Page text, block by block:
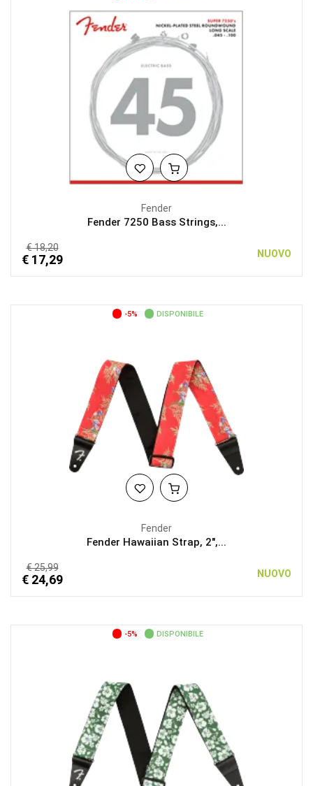
Fender
Fender 7250 Bass Strings,...
€ 18,20
€ 17,29 NUOVO
-5% DISPONIBILE
Fender
Fender Hawaiian Strap, 2",...
€ 25,99
€ 24,69 NUOVO
-5% DISPONIBILE